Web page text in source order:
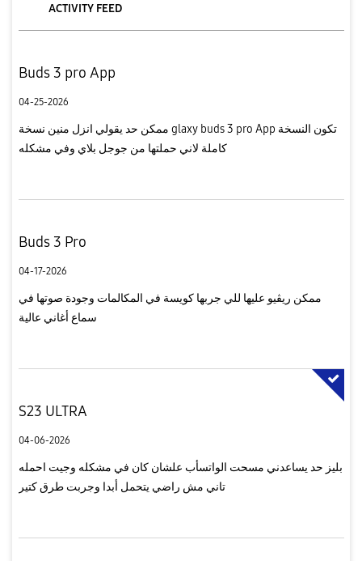
ACTIVITY FEED
Buds 3 pro App
04-25-2026
ممكن حد يقولي انزل منين نسخة glaxy buds 3 pro App تكون النسخة
كاملة لاني حملتها من جوجل بلاي وفي مشكله
Buds 3 Pro
04-17-2026
ممكن ريڤيو عليها للي جربها كويسة في المكالمات وجودة صوتها في
سماع أغاني عالية
S23 ULTRA
04-06-2026
بليز حد يساعدني مسحت الواتسأب علشان كان في مشكله وجيت احمله
تاني مش راضي يتحمل أبدا وجربت طرق كتير